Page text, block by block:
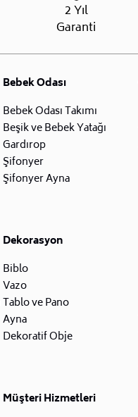
2 Yıl
Garanti
Bebek Odası
Bebek Odası Takımı
Beşik ve Bebek Yatağı
Gardırop
Şifonyer
Şifonyer Ayna
Dekorasyon
Biblo
Vazo
Tablo ve Pano
Ayna
Dekoratif Obje
Müşteri Hizmetleri